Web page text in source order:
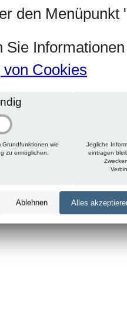
den Menüpunkt
Sie
Cookies
Grundfunktionen wie
zu ermöglichen.
Jegliche
eintragen
Ablehnen Alles